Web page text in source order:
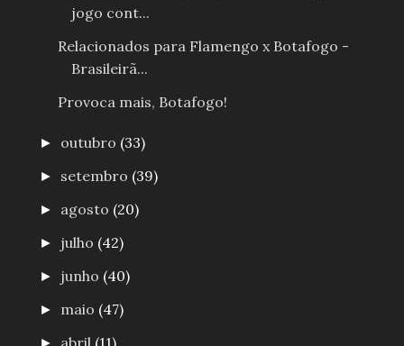
jogo cont...
Relacionados para Flamengo x Botafogo -
Brasileirã...
Provoca mais, Botafogo!
► outubro (33)
► setembro (39)
► agosto (20)
► julho (42)
► junho (40)
► maio (47)
► abril (11)